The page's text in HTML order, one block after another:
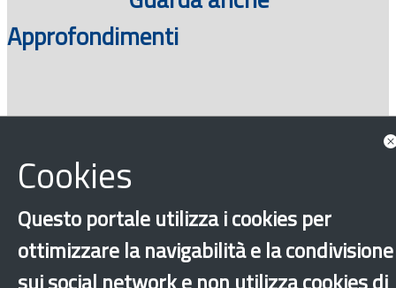
Approfondimenti
›×
Cookies
Questo portale utilizza i cookies per
ottimizzare la navigabilità e la condivisione